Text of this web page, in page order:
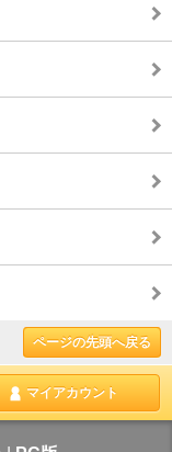
ページの先頭へ戻る
マイアカウント